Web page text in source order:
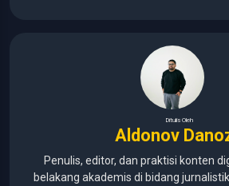
Ditulis Oleh
Aldonov
Penulis, editor, dan praktisi konten
belakang akademis di bidang